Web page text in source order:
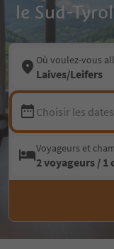
le Sud-
Où voulez-vous
Laives/Leifers
Choisir les dates
Voyageurs et
2 voyageurs / 1